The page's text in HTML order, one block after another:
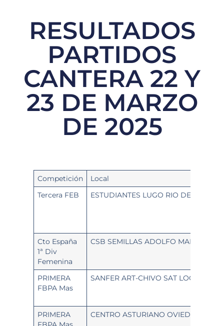
RESULTADOS
PARTIDOS
CANTERA 22 Y
23 DE MARZO
DE 2025
Competición Local
Tercera FEB ESTUDIANTES LUGO RIO DE GALICIA
Cto España
1ª Div
Femenina
CSB SEMILLAS ADOLFO MARTINEZ
PRIMERA
FBPA Mas
SANFER ART-CHIVO SAT LOGISTICA
PRIMERA
FBPA Mas
CENTRO ASTURIANO OVIEDO